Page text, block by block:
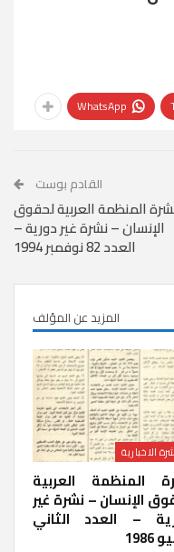
WhatsApp
القادم بوست
المنظمة العربية لحقوق
الإنسان – نشرة غير دورية –
العدد 82 نوفمبر 1994
المزيد عن المؤلف
الاخبارية
المنظمة العربية
الإنسان – نشرة غير
– العدد الثاني